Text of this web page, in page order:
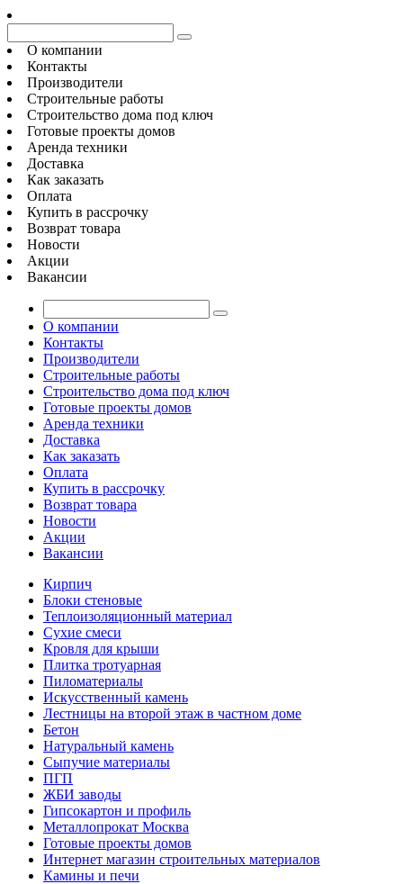
О компании
Контакты
Производители
Строительные работы
Строительство дома под ключ
Готовые проекты домов
Аренда техники
Доставка
Как заказать
Оплата
Купить в рассрочку
Возврат товара
Новости
Акции
Вакансии
О компании
Контакты
Производители
Строительные работы
Строительство дома под ключ
Готовые проекты домов
Аренда техники
Доставка
Как заказать
Оплата
Купить в рассрочку
Возврат товара
Новости
Акции
Вакансии
Кирпич
Блоки стеновые
Теплоизоляционный материал
Сухие смеси
Кровля для крыши
Плитка тротуарная
Пиломатериалы
Искусственный камень
Лестницы на второй этаж в частном доме
Бетон
Натуральный камень
Сыпучие материалы
ПГП
ЖБИ заводы
Гипсокартон и профиль
Металлопрокат Москва
Готовые проекты домов
Интернет магазин строительных материалов
Камины и печи